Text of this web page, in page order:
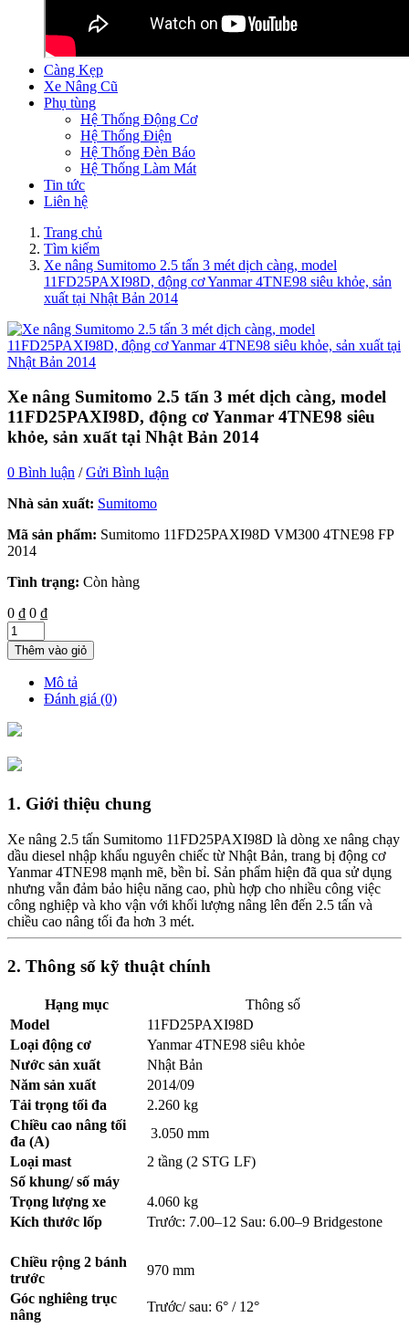
Càng Kẹp
Xe Nâng Cũ
Phụ tùng
Hệ Thống Động Cơ
Hệ Thống Điện
Hệ Thống Đèn Báo
Hệ Thống Làm Mát
Tin tức
Liên hệ
Trang chủ
Tìm kiếm
Xe nâng Sumitomo 2.5 tấn 3 mét dịch càng, model
11FD25PAXI98D, động cơ Yanmar 4TNE98 siêu khỏe, sản
xuất tại Nhật Bản 2014
Xe nâng Sumitomo 2.5 tấn 3 mét dịch càng, model
11FD25PAXI98D, động cơ Yanmar 4TNE98 siêu
khỏe, sản xuất tại Nhật Bản 2014
0 Bình luận /Gửi Bình luận
Nhà sản xuất: Sumitomo
Mã sản phẩm: Sumitomo 11FD25PAXI98D VM300 4TNE98 FP
2014
Tình trạng: Còn hàng
0 ₫ 0 ₫
Thêm vào giỏ
Mô tả
Đánh giá (0)
1. Giới thiệu chung
Xe nâng 2.5 tấn Sumitomo 11FD25PAXI98D là dòng xe nâng chạy
dầu diesel nhập khẩu nguyên chiếc từ Nhật Bản, trang bị động cơ
Yanmar 4TNE98 mạnh mẽ, bền bỉ. Sản phẩm hiện đã qua sử dụng
nhưng vẫn đảm bảo hiệu năng cao, phù hợp cho nhiều công việc
công nghiệp và kho vận với khối lượng nâng lên đến 2.5 tấn và
chiều cao nâng tối đa hơn 3 mét.
2. Thông số kỹ thuật chính
Hạng mục
Thông số
Model
11FD25PAXI98D
Loại động cơ
Yanmar 4TNE98 siêu khỏe
Nước sản xuất
Nhật Bản
Năm sản xuất
2014/09
Tải trọng tối đa
2.260 kg
Chiều cao nâng tối
đa (A)
3.050 mm
Loại mast
2 tầng (2 STG LF)
Số khung/ số máy
Trọng lượng xe
4.060 kg
Kích thước lốp
Trước: 7.00–12 Sau: 6.00–9 Bridgestone
Chiều rộng 2 bánh
trước
970 mm
Góc nghiêng trục
nâng
Trước/ sau: 6° / 12°